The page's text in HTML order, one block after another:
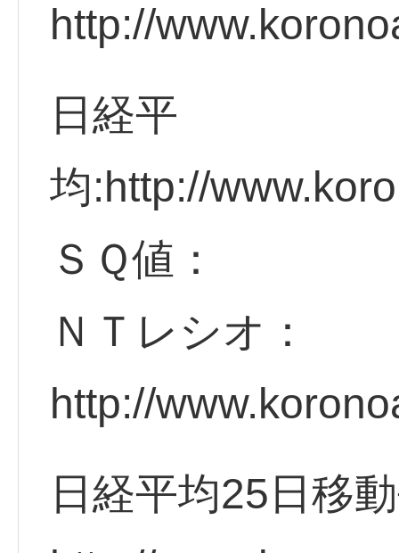
http://
日経平
均:http://
ＳＱ値：
ＮＴレシオ：
http://
日経平均25日移